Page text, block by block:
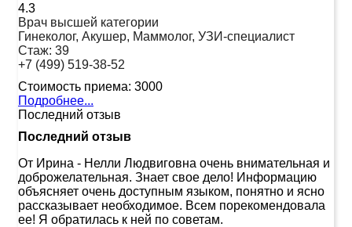
4.3
Врач высшей категории
Гинеколог, Акушер, Маммолог, УЗИ-специалист
Стаж: 39
+7 (499) 519-38-52
Стоимость приема: 3000
Подробнее...
Последний отзыв
Последний отзыв
От Ирина - Нелли Людвиговна очень внимательная и
доброжелательная. Знает свое дело! Информацию
объясняет очень доступным языком, понятно и ясно
рассказывает необходимое. Всем порекомендовала
ее! Я обратилась к ней по советам.